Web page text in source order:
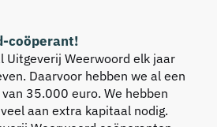
coöperant!
Uitgeverij Weerwoord elk jaar
Daarvoor hebben we al een
35.000 euro. We hebben
aan extra kapitaal nodig.